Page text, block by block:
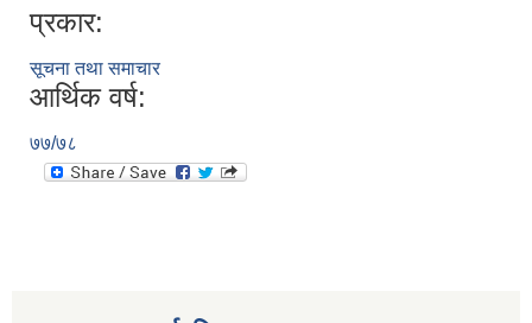
प्रकार:
सूचना तथा समाचार
आर्थिक वर्ष:
७७/७८